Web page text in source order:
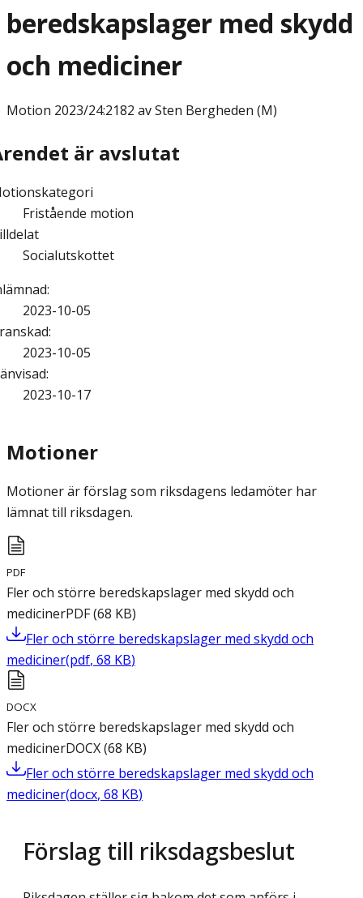
beredskapslager med skydd
och mediciner
Motion 2023/24:2182 av Sten Bergheden (M)
är avslutat
Fristående motion
Socialutskottet
:
2023-10-05
:
2023-10-05
:
2023-10-17
Motioner
Motioner är förslag som riksdagens ledamöter har
lämnat till riksdagen.
PDF
Fler och större beredskapslager med skydd och
medicinerPDF(68 KB)
Fler och större beredskapslager med skydd och
mediciner(pdf, 68 KB)
DOCX
Fler och större beredskapslager med skydd och
medicinerDOCX(68 KB)
Fler och större beredskapslager med skydd och
mediciner(docx, 68 KB)
Förslag till riksdagsbeslut